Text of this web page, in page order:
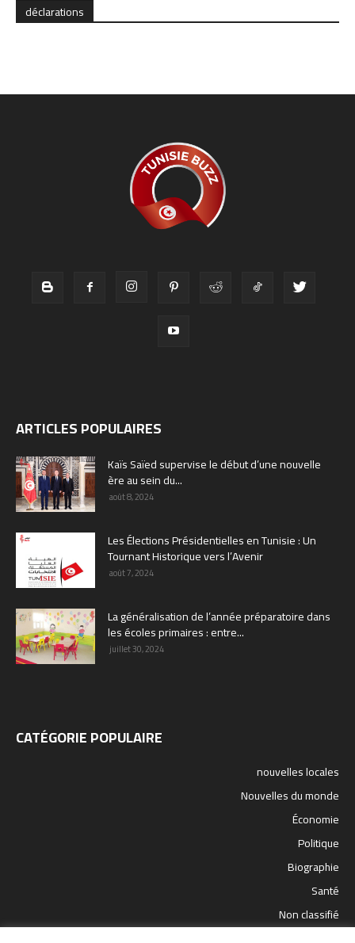
déclarations
ARTICLES POPULAIRES
Kaïs Saïed supervise le début d’une nouvelle
ère au sein du...
août 8, 2024
Les Élections Présidentielles en Tunisie : Un
Tournant Historique vers l’Avenir
août 7, 2024
La généralisation de l’année préparatoire dans
les écoles primaires : entre...
juillet 30, 2024
CATÉGORIE POPULAIRE
nouvelles locales
Nouvelles du monde
Économie
Politique
Biographie
Santé
Non classifié